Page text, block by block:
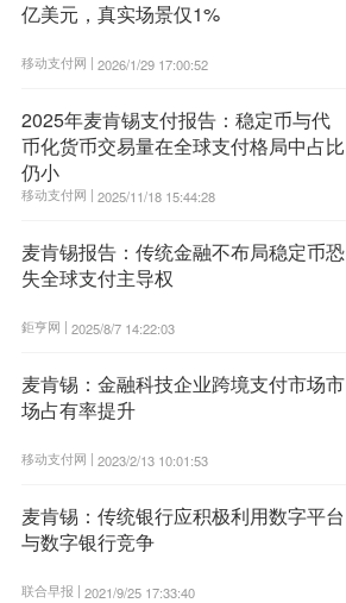
亿美元，真实场景仅1%
移动支付网 | 2026/1/29 17:00:52
2025年麦肯锡支付报告：稳定币与代
币化货币交易量在全球支付格局中占比
仍小
移动支付网 | 2025/11/18 15:44:28
麦肯锡报告：传统金融不布局稳定币恐
失全球支付主导权
鉅亨网 | 2025/8/7 14:22:03
麦肯锡：金融科技企业跨境支付市场市
场占有率提升
移动支付网 | 2023/2/13 10:01:53
麦肯锡：传统银行应积极利用数字平台
与数字银行竞争
联合早报 | 2021/9/25 17:33:40